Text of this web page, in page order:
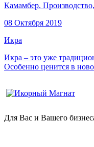
Камамбер.
08 Октября 2019
Икра
Икра – это уже
Особенно ценится в
Для Вас и Вашего